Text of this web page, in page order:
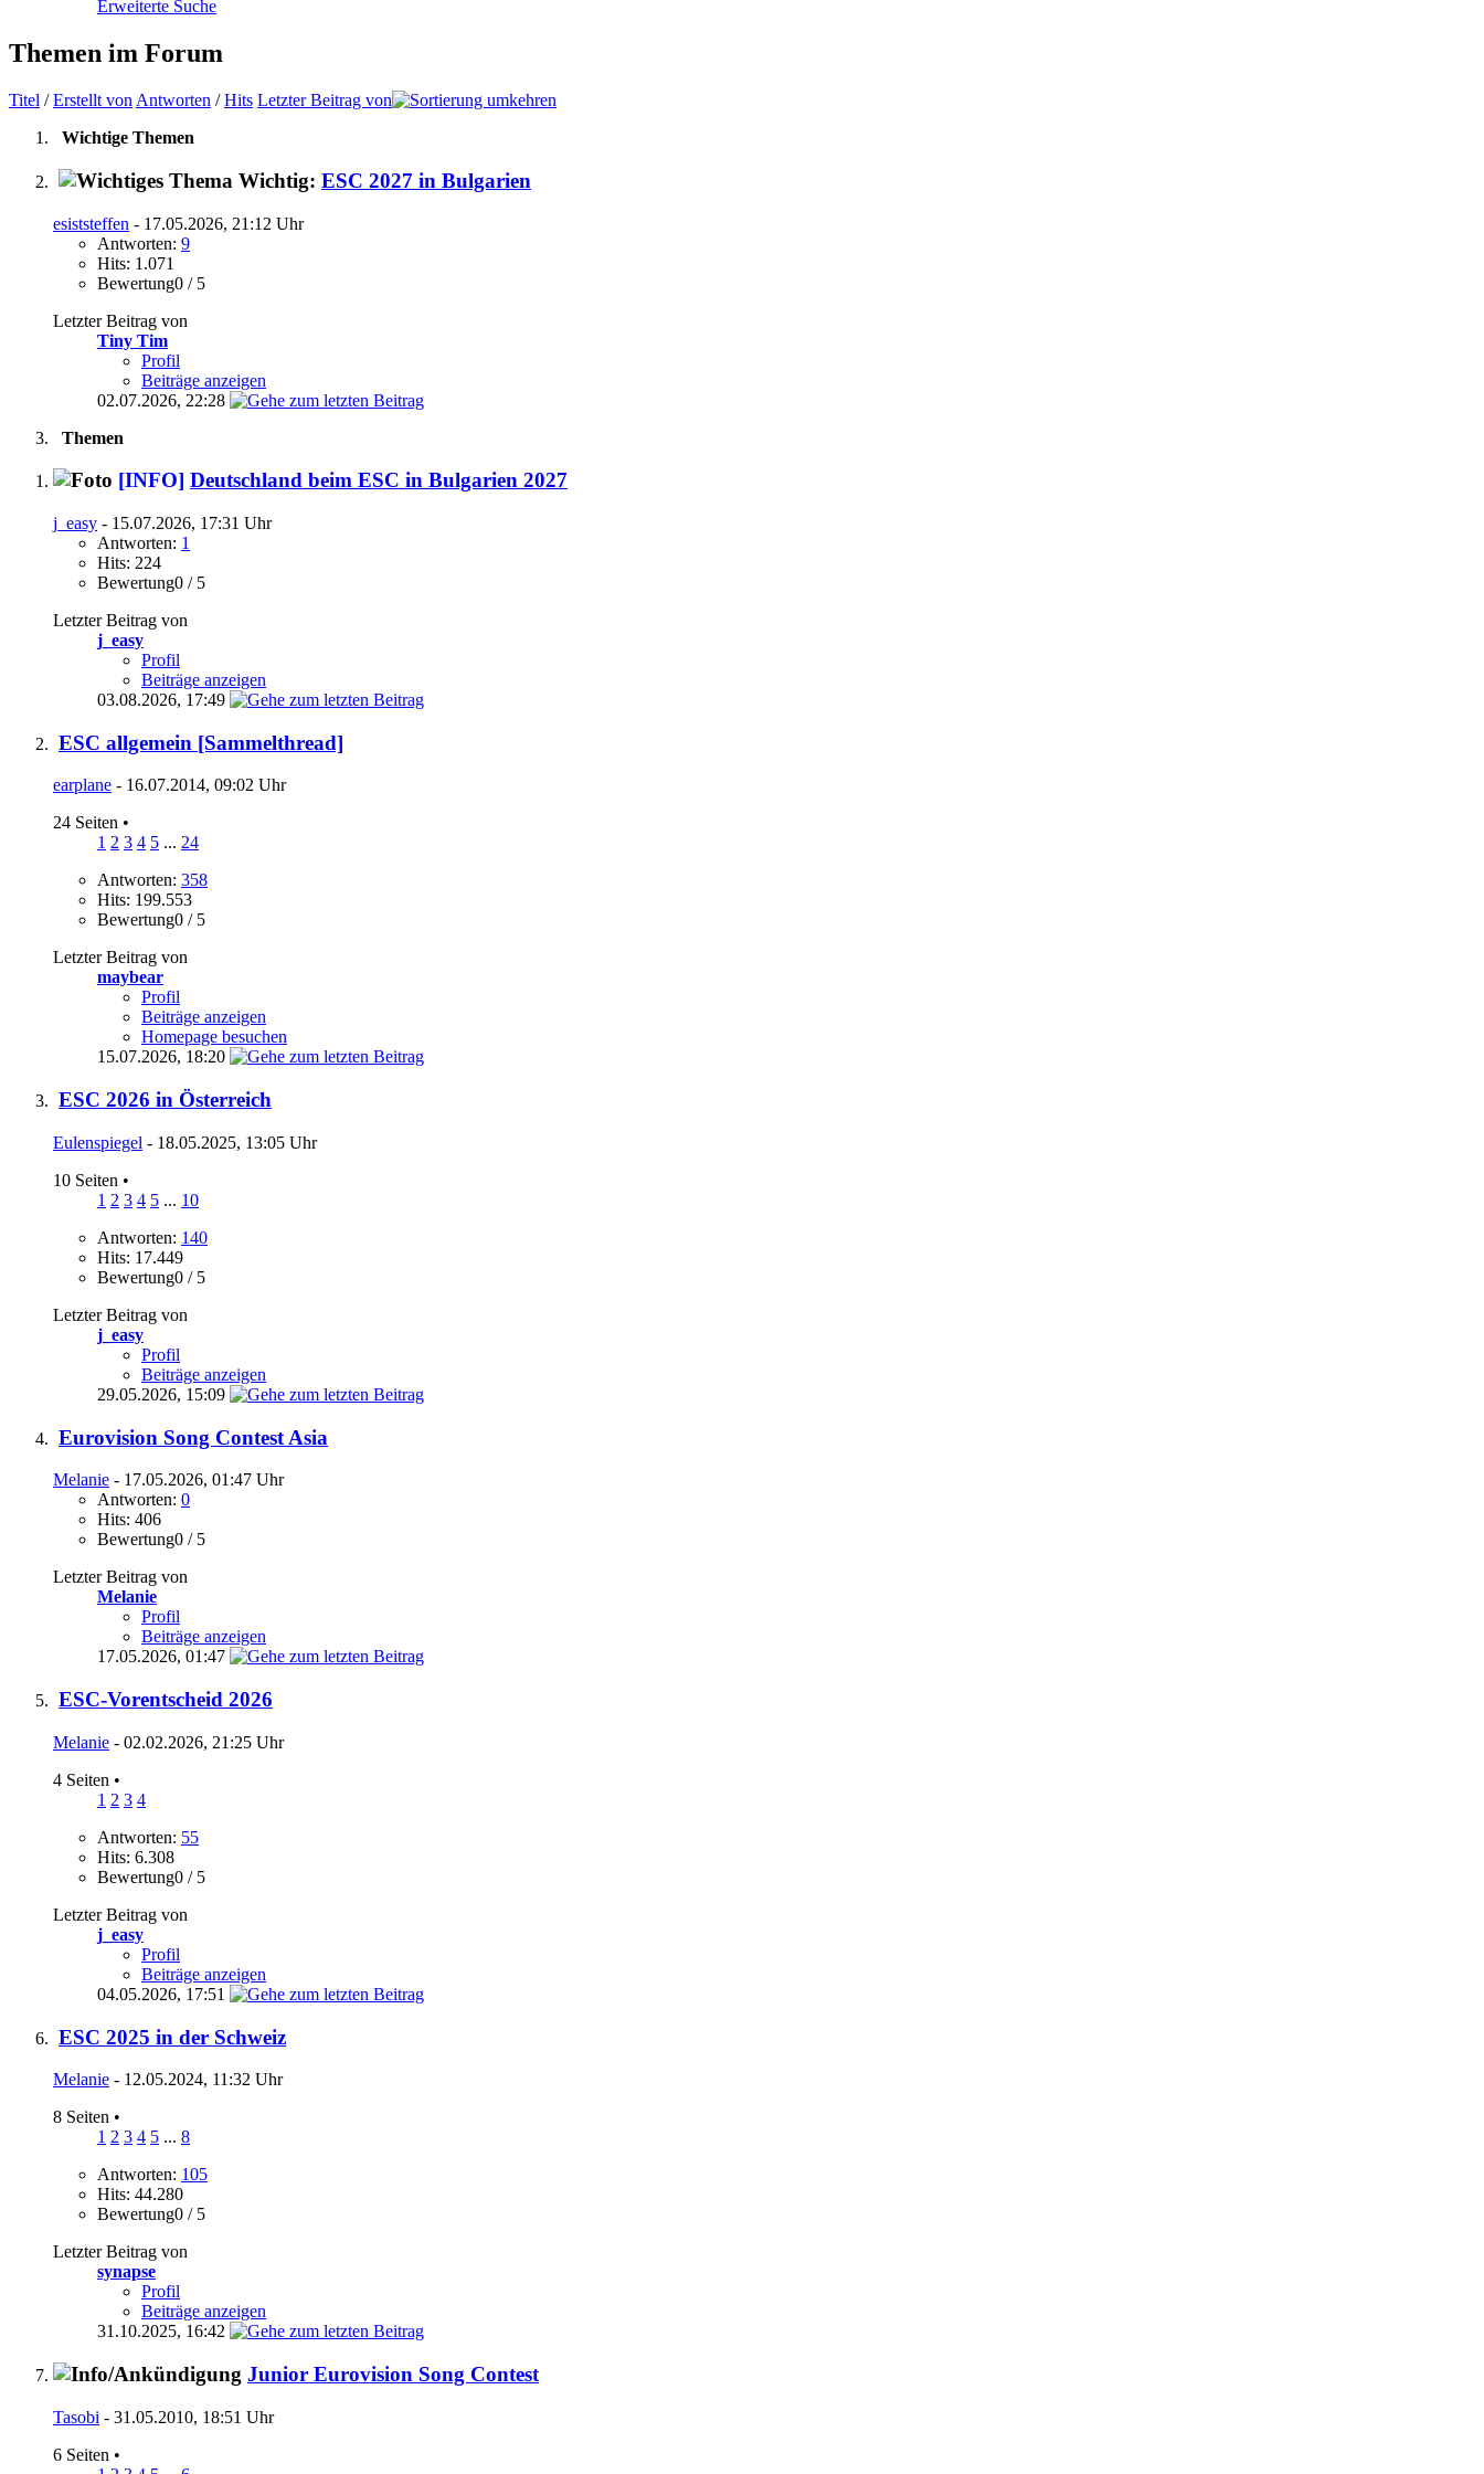
Erweiterte Suche
Themen im Forum
Titel /Erstellt von Antworten /Hits Letzter Beitrag von
Wichtige Themen
Wichtig: ESC 2027 in Bulgarien
esiststeffen - 17.05.2026, 21:12 Uhr
Antworten: 9
Hits: 1.071
Bewertung0 / 5
Letzter Beitrag von
Tiny Tim
Profil
Beiträge anzeigen
02.07.2026, 22:28
Themen
[INFO] Deutschland beim ESC in Bulgarien 2027
j_easy - 15.07.2026, 17:31 Uhr
Antworten: 1
Hits: 224
Bewertung0 / 5
Letzter Beitrag von
j_easy
Profil
Beiträge anzeigen
03.08.2026, 17:49
ESC allgemein [Sammelthread]
earplane - 16.07.2014, 09:02 Uhr
24 Seiten •
1 2 3 4 5 ... 24
Antworten: 358
Hits: 199.553
Bewertung0 / 5
Letzter Beitrag von
maybear
Profil
Beiträge anzeigen
Homepage besuchen
15.07.2026, 18:20
ESC 2026 in Österreich
Eulenspiegel - 18.05.2025, 13:05 Uhr
10 Seiten •
1 2 3 4 5 ... 10
Antworten: 140
Hits: 17.449
Bewertung0 / 5
Letzter Beitrag von
j_easy
Profil
Beiträge anzeigen
29.05.2026, 15:09
Eurovision Song Contest Asia
Melanie - 17.05.2026, 01:47 Uhr
Antworten: 0
Hits: 406
Bewertung0 / 5
Letzter Beitrag von
Melanie
Profil
Beiträge anzeigen
17.05.2026, 01:47
ESC-Vorentscheid 2026
Melanie - 02.02.2026, 21:25 Uhr
4 Seiten •
1 2 3 4
Antworten: 55
Hits: 6.308
Bewertung0 / 5
Letzter Beitrag von
j_easy
Profil
Beiträge anzeigen
04.05.2026, 17:51
ESC 2025 in der Schweiz
Melanie - 12.05.2024, 11:32 Uhr
8 Seiten •
1 2 3 4 5 ... 8
Antworten: 105
Hits: 44.280
Bewertung0 / 5
Letzter Beitrag von
synapse
Profil
Beiträge anzeigen
31.10.2025, 16:42
Junior Eurovision Song Contest
Tasobi - 31.05.2010, 18:51 Uhr
6 Seiten •